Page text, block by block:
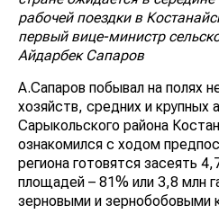
рабочей поездки в
первый вице-министр
Айдарбек Сапаров
А.Сапаров побывал на полях
хозяйств, средних и крупных
Сарыкольского района
ознакомился с ходом
региона готовятся засеять
площадей – 81% или 3,8 млн
зерновыми и зернобобовыми